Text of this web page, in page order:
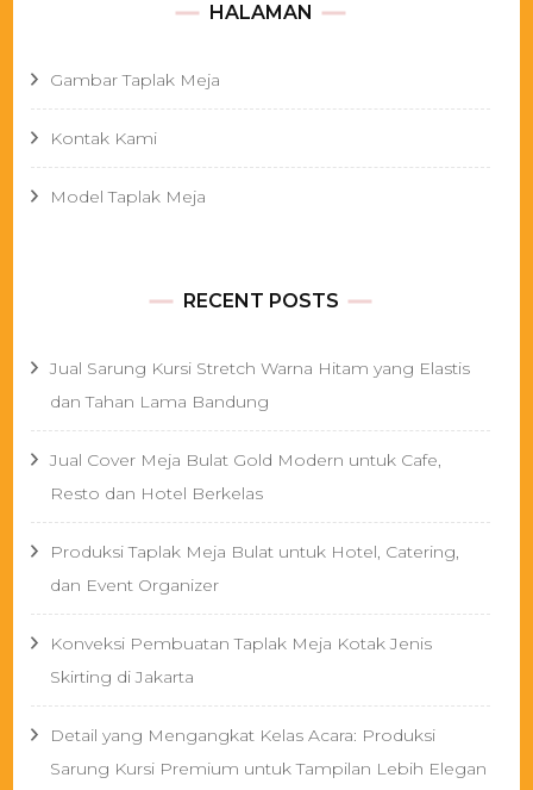
HALAMAN
Gambar Taplak Meja
Kontak Kami
Model Taplak Meja
RECENT POSTS
Jual Sarung Kursi Stretch Warna Hitam yang Elastis
dan Tahan Lama Bandung
Jual Cover Meja Bulat Gold Modern untuk Cafe,
Resto dan Hotel Berkelas
Produksi Taplak Meja Bulat untuk Hotel, Catering,
dan Event Organizer
Konveksi Pembuatan Taplak Meja Kotak Jenis
Skirting di Jakarta
Detail yang Mengangkat Kelas Acara: Produksi
Sarung Kursi Premium untuk Tampilan Lebih Elegan